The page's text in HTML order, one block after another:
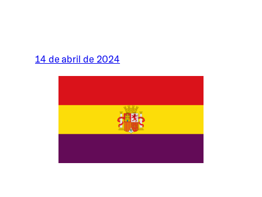
14 de abril de 2024